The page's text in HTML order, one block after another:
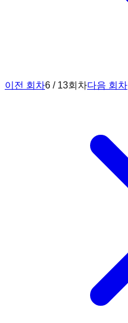
이전 회차6 / 13회차다음 회차